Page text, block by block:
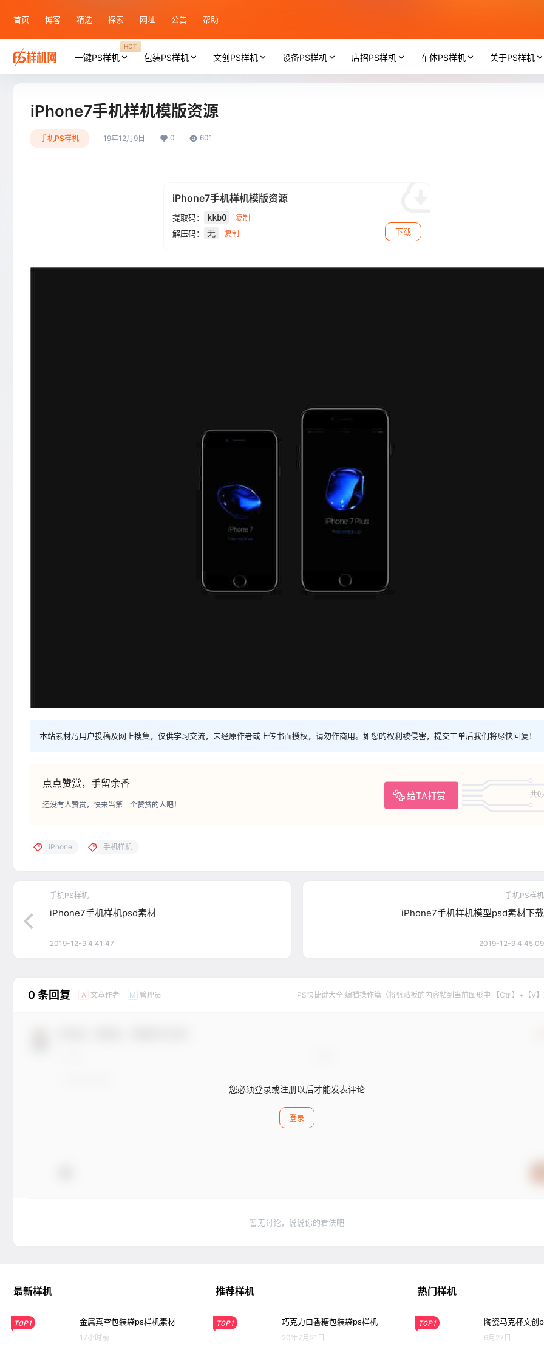
首页 博客 精选 探索 网址 公告 帮助
一键PS样机
HOT
包装PS样机 文创PS样机 设备PS样机 店招PS样机 车体PS样机 关于PS样机
iPhone7手机样机模版资源
手机PS样机 19年12月9日 0 601
iPhone7手机样机模版资源
提取码： kkb0 复制
解压码： 无 复制 下载
本站素材乃用户投稿及网上搜集，仅供学习交流，未经原作者或上传书面授权，请勿作商用。如您的权利被侵害，提交工单后我们将尽快回复！
点点赞赏，手留余香
给TA打赏 共0
还没有人赞赏，快来当第一个赞赏的人吧！
iPhone 手机样机
手机PS样机
iPhone7手机样机psd素材
2019-12-9 4:41:47
手机PS样机
iPhone7手机样机模型psd素材下载
2019-12-9 4:45:09
0 条回复 A 文章作者 M 管理员
PS快捷键大全:编辑操作篇（将剪贴板的内容粘到当前图形中 【Ctrl】+【V
您必须登录或注册以后才能发表评论
登录
暂无讨论，说说你的看法吧
最新样机
TOP1 金属真空包装袋ps样机素材
17小时前
推荐样机
TOP1 巧克力口香糖包装袋ps样机
20年7月21日
热门样机
TOP1 陶瓷马克杯文创
6月27日